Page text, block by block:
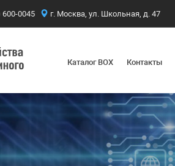
600-0045 г. Москва, ул. Школьная, д. 47
Каталог BOX Контакты